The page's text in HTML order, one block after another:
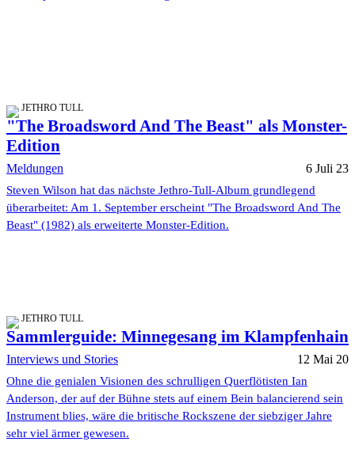
JETHRO TULL
"The Broadsword And The Beast" als Monster-
Edition
Meldungen 6 Juli 23
Steven Wilson hat das nächste Jethro-Tull-Album grundlegend
überarbeitet: Am 1. September erscheint "The Broadsword And The
Beast" (1982) als erweiterte Monster-Edition.
JETHRO TULL
Sammlerguide: Minnegesang im Klampfenhain
Interviews und Stories 12 Mai 20
Ohne die genialen Visionen des schrulligen Querflötisten Ian
Anderson, der auf der Bühne stets auf einem Bein balancierend sein
Instrument blies, wäre die britische Rockszene der siebziger Jahre
sehr viel ärmer gewesen.